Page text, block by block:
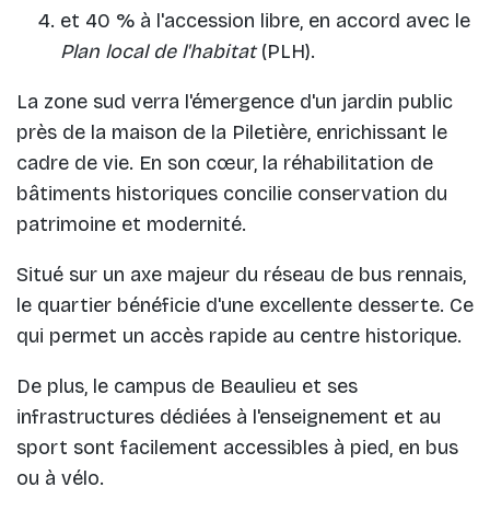
et 40 % à l'accession libre, en accord avec le
Plan local de l'habitat(PLH).
La zone sud verra l'émergence d'un jardin public
près de la maison de la Piletière, enrichissant le
cadre de vie. En son cœur, la réhabilitation de
bâtiments historiques concilie conservation du
patrimoine et modernité.
Situé sur un axe majeur du réseau de bus rennais,
le quartier bénéficie d'une excellente desserte. Ce
qui permet un accès rapide au centre historique.
De plus, le campus de Beaulieu et ses
infrastructures dédiées à l'enseignement et au
sport sont facilement accessibles à pied, en bus
ou à vélo.